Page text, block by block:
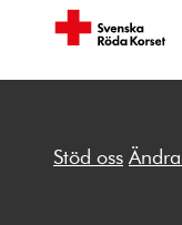
Stöd oss